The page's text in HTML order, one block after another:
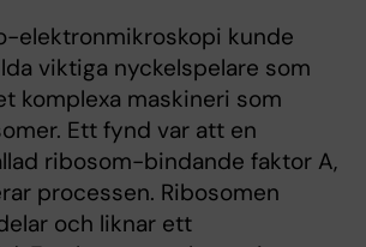
elektronmikroskopi kunde
viktiga nyckelspelare som
komplexa maskineri som
Ett fynd var att en
ribosom-bindande faktor A,
processen. Ribosomen
och liknar ett